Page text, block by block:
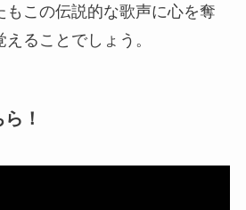
もこの伝説的な歌声に心を奪
ることでしょう。
！